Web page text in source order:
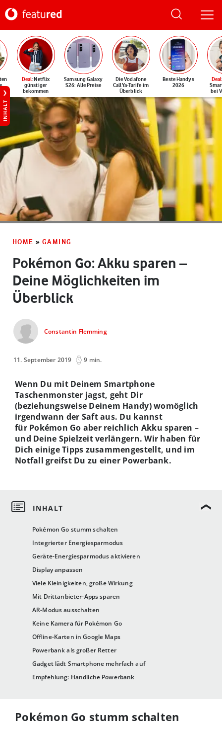
Deal: Netflix
günstiger
bekommen
Samsung Galaxy
S26: Alle Preise
Die Vodafone
CallYa-Tarife im
Überblick
Beste Handys
2026
Deal
bei
INHALT
HOME » GAMING
Pokémon Go: Akku sparen –
Deine Möglichkeiten im
Überblick
Constantin Flemming
11. September 2019 9 min.
Pokémon Go stumm schalten
Integrierter Energiesparmodus
Geräte-Energiesparmodus aktivieren
Display anpassen
Viele Kleinigkeiten, große Wirkung
Mit Drittanbieter-Apps sparen
AR-Modus ausschalten
Keine Kamera für Pokémon Go
Offline-Karten in Google Maps
Powerbank als großer Retter
Gadget lädt Smartphone mehrfach auf
Empfehlung: Handliche Powerbank
Wenn Du mit Deinem Smartphone
Taschenmonster jagst, geht Dir
(beziehungsweise Deinem Handy) womöglich
irgendwann der Saft aus. Du kannst
für Pokémon Go aber reichlich Akku sparen –
und Deine Spielzeit verlängern. Wir haben für
Dich einige Tipps zusammengestellt, und im
Notfall greifst Du zu einer Powerbank.
Pokémon Go stumm schalten